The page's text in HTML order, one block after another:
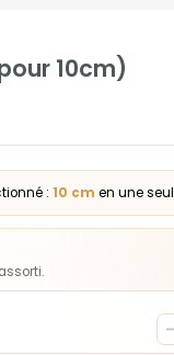
10cm)
: 10 cm en une